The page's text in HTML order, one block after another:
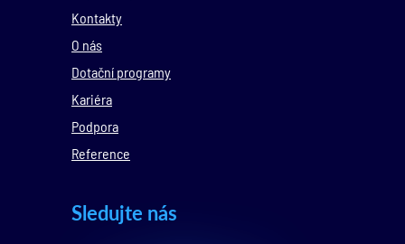
Kontakty
O nás
Dotační programy
Kariéra
Podpora
Reference
Sledujte nás